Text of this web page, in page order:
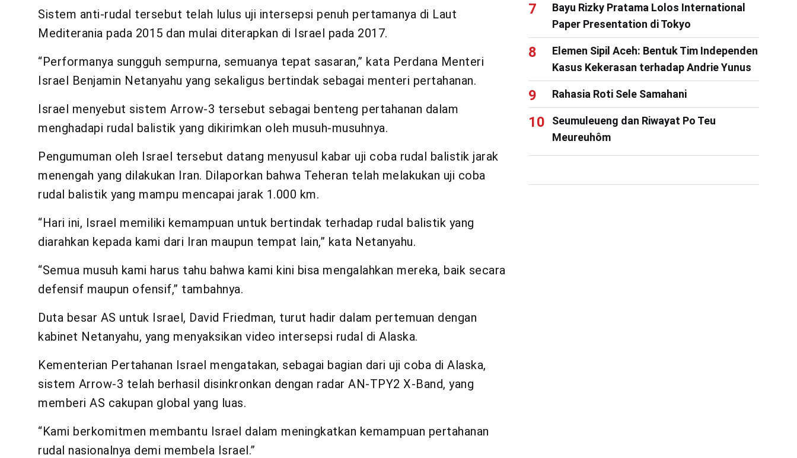
Sistem anti-rudal tersebut telah lulus uji intersepsi penuh pertamanya di Laut
Mediterania pada 2015 dan mulai diterapkan di Israel pada 2017.
“Performanya sungguh sempurna, semuanya tepat sasaran,” kata Perdana Menteri
Israel Benjamin Netanyahu yang sekaligus bertindak sebagai menteri pertahanan.
Israel menyebut sistem Arrow-3 tersebut sebagai benteng pertahanan dalam
menghadapi rudal balistik yang dikirimkan oleh musuh-musuhnya.
Pengumuman oleh Israel tersebut datang menyusul kabar uji coba rudal balistik jarak
menengah yang dilakukan Iran. Dilaporkan bahwa Teheran telah melakukan uji coba
rudal balistik yang mampu mencapai jarak 1.000 km.
“Hari ini, Israel memiliki kemampuan untuk bertindak terhadap rudal balistik yang
diarahkan kepada kami dari Iran maupun tempat lain,” kata Netanyahu.
“Semua musuh kami harus tahu bahwa kami kini bisa mengalahkan mereka, baik secara
defensif maupun ofensif,” tambahnya.
Duta besar AS untuk Israel, David Friedman, turut hadir dalam pertemuan dengan
kabinet Netanyahu, yang menyaksikan video intersepsi rudal di Alaska.
Kementerian Pertahanan Israel mengatakan, sebagai bagian dari uji coba di Alaska,
sistem Arrow-3 telah berhasil disinkronkan dengan radar AN-TPY2 X-Band, yang
memberi AS cakupan global yang luas.
“Kami berkomitmen membantu Israel dalam meningkatkan kemampuan pertahanan
rudal nasionalnya demi membela Israel.”
Bayu Rizky Pratama Lolos International
Paper Presentation di Tokyo
Elemen Sipil Aceh: Bentuk Tim Independen
Kasus Kekerasan terhadap Andrie Yunus
Rahasia Roti Sele Samahani
Seumuleueng dan Riwayat Po Teu
Meureuhôm